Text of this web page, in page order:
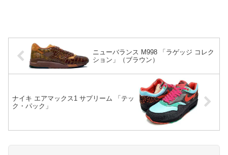
ニューバランス M998 「ラゲッジ コレク
ション」（ブラウン）
ナイキ エアマックス1 サプリーム 「テッ
ク・パック」